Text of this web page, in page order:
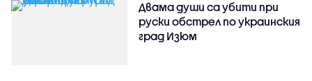
Двама души са убити при
руски обстрeл по украинския
град Изюм